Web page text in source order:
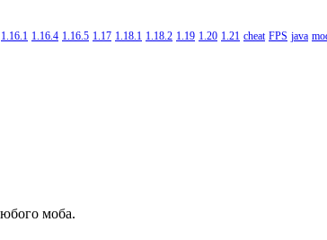
1.16.1 1.16.4 1.16.5 1.17 1.18.1 1.18.2 1.19 1.20 1.21 cheat FPS java
моба.